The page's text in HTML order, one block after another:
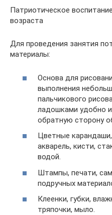
Патриотическое
возраста
Для проведения занятия
материалы:
Основа для
выполнения
пальчикового
ладошками удобно
обратную сторону
Цветные
акварель, кисти,
водой.
Штампы, печати,
подручных
Клеенки, губки,
тряпочки, мыло.